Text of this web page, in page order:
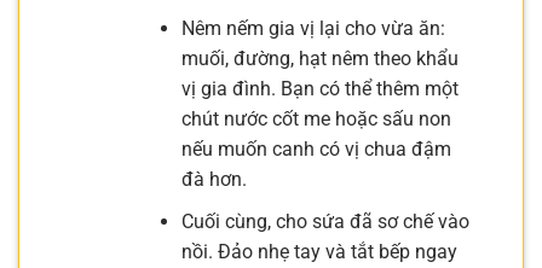
Nêm nếm gia vị lại cho vừa ăn:
muối, đường, hạt nêm theo khẩu
vị gia đình. Bạn có thể thêm một
chút nước cốt me hoặc sấu non
nếu muốn canh có vị chua đậm
đà hơn.
Cuối cùng, cho sứa đã sơ chế vào
nồi. Đảo nhẹ tay và tắt bếp ngay